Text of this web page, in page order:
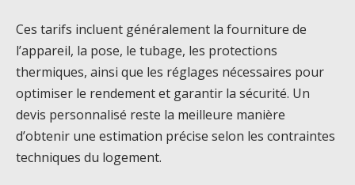
Ces tarifs incluent généralement la fourniture de
l’appareil, la pose, le tubage, les protections
thermiques, ainsi que les réglages nécessaires pour
optimiser le rendement et garantir la sécurité. Un
devis personnalisé reste la meilleure manière
d’obtenir une estimation précise selon les contraintes
techniques du logement.